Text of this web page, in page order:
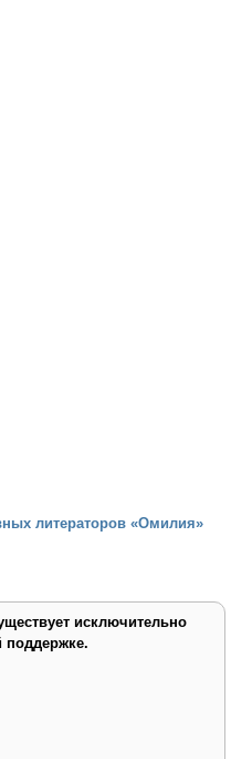
литераторов «Омилия»
исключительно
поддержке.